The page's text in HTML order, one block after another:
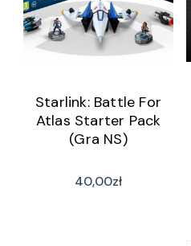
Starlink: Battle For
Atlas Starter Pack
(Gra NS)
40,00zł